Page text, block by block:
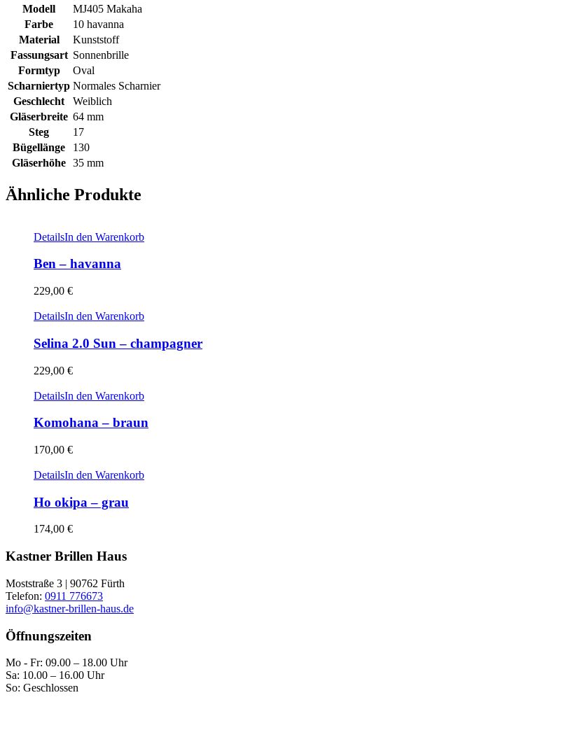
Modell
MJ405 Makaha
Farbe
10 havanna
Material
Kunststoff
Fassungsart Sonnenbrille
Formtyp
Oval
Scharniertyp Normales Scharnier
Geschlecht
Weiblich
Gläserbreite 64 mm
Steg
17
Bügellänge
130
Gläserhöhe 35 mm
Ähnliche Produkte
DetailsIn den Warenkorb
Ben – havanna
229,00 €
DetailsIn den Warenkorb
Selina 2.0 Sun – champagner
229,00 €
DetailsIn den Warenkorb
Komohana – braun
170,00 €
DetailsIn den Warenkorb
Ho okipa – grau
174,00 €
Kastner Brillen Haus
Moststraße 3 | 90762 Fürth
Telefon: 0911 776673
info@kastner-brillen-haus.de
Öffnungszeiten
Mo - Fr: 09.00 – 18.00 Uhr
Sa: 10.00 – 16.00 Uhr
So: Geschlossen